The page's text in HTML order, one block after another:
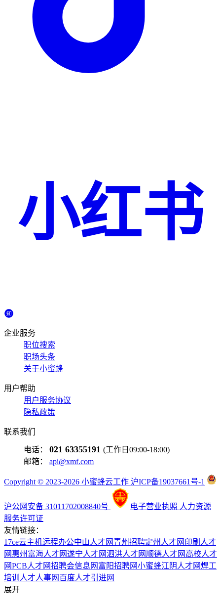
小红书
企业服务
职位搜索
职场头条
关于小蜜蜂
用户帮助
用户服务协议
隐私政策
联系我们
电话： 021 63355191 (工作日09:00-18:00)
邮箱： api@xmf.com
Copyright © 2023-2026 小蜜蜂云工作 沪ICP备19037661号-1
沪公网安备 31011702008840号 电子营业执照 人力资源
服务许可证
友情链接：
17ce云主机远程办公中山人才网 青州招聘定州人才网 印刷人才
网 惠州富海人才网遂宁人才网泗洪人才网 顺德人才网 高校人才
网PCB人才网招聘会信息网 富阳招聘网小蜜蜂江阴人才网焊工
培训 人才人事网 百度人才引进网
展开